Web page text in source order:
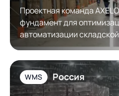
Проектная команда
фундамент для
автоматизации
Rus
WMS Россия